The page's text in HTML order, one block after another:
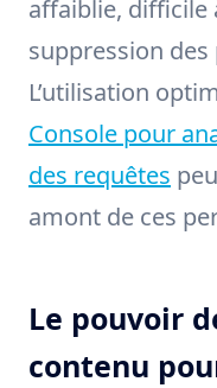
affaiblie, difficile
suppression
L’utilisation
Console pour
des requêtes
amont de ces
Le pouvoir
contenu